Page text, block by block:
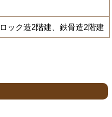
ック造2階建、鉄骨造2階建